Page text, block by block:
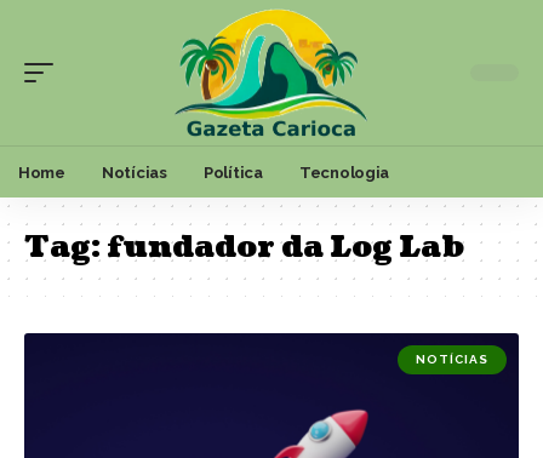
Home Notícias Política Tecnologia
Tag:fundador da Log Lab
NOTÍCIAS